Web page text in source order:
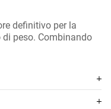
definitivo per la
peso. Combinando
e maltodestrine